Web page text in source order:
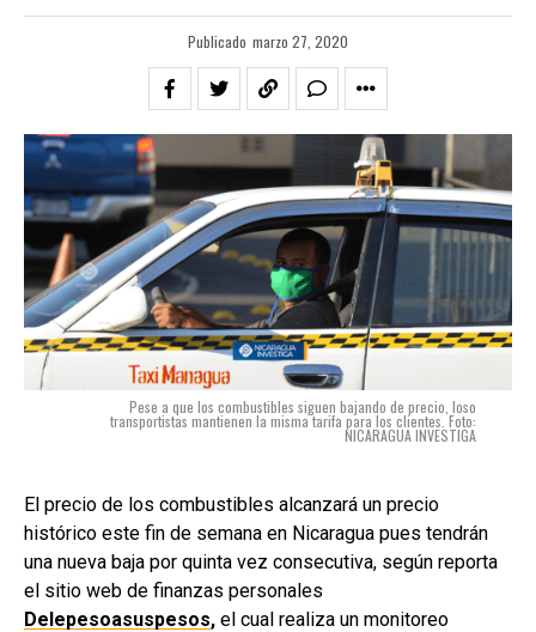
Publicado marzo 27, 2020
Pese a que los combustibles siguen bajando de precio, loso
transportistas mantienen la misma tarifa para los clientes. Foto:
NICARAGUA INVESTIGA
El precio de los combustibles alcanzará un precio
histórico este fin de semana en Nicaragua pues tendrán
una nueva baja por quinta vez consecutiva, según reporta
el sitio web de finanzas personales
Delepesoasuspesos, el cual realiza un monitoreo